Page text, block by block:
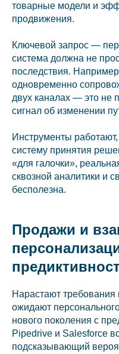
товарные модели и
продвижения.
Ключевой запрос —
система должна не
последствия.
одновременно
двух каналах — это не
сигнал об изменении
Инструменты
систему принятия
«для галочки»,
сквозной аналитики и
бесполезна.
Продажи и
Нарастают
ожидают
нового поколения с
Pipedrive и Salesforce
подсказывающий